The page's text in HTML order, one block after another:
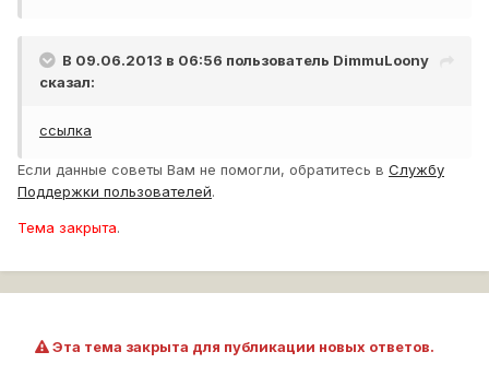
В 09.06.2013 в 06:56 пользователь DimmuLoony
сказал:
ссылка
Если данные советы Вам не помогли, обратитесь в Службу
Поддержки пользователей.
Тема закрыта.
Эта тема закрыта для публикации новых ответов.